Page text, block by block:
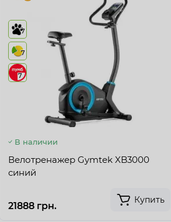
7
7
7
В наличии
Велотренажер Gymtek XB3000
синий
21888 грн.
Купить